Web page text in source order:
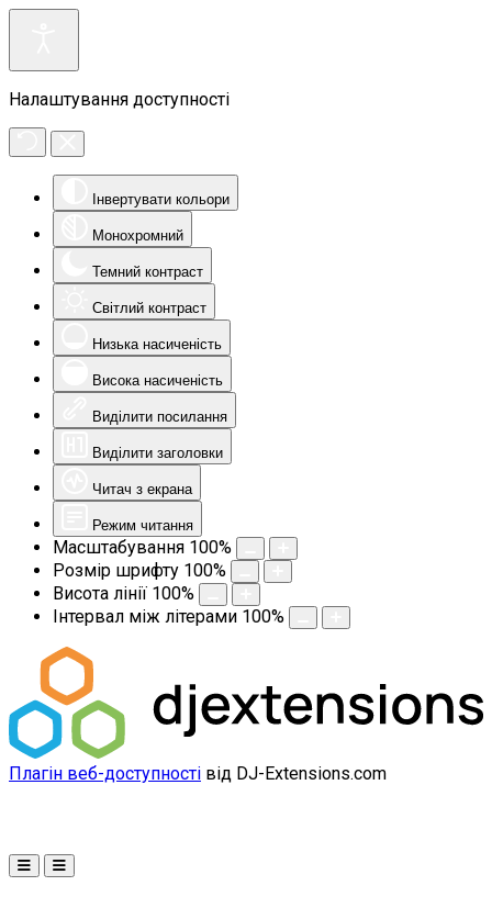
Налаштування доступності
Інвертувати кольори
Монохромний
Темний контраст
Світлий контраст
Низька насиченість
Висока насиченість
Виділити посилання
Виділити заголовки
Читач з екрана
Режим читання
Масштабування 100%
Розмір шрифту 100%
Висота лінії 100%
Інтервал між літерами 100%
Плагін веб-доступності від DJ-Extensions.com